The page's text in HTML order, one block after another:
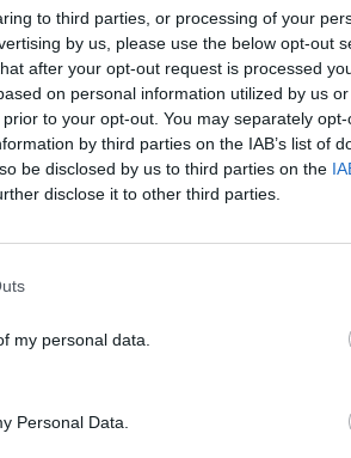
to third parties, or processing of your
by us, please use the below opt-out
after your opt-out request is processed
on personal information utilized by us
to your opt-out. You may separately
by third parties on the IAB’s list of
be disclosed by us to third parties on the
disclose it to other third parties.
my personal data.
Personal Data.
a
je
je u
hýří